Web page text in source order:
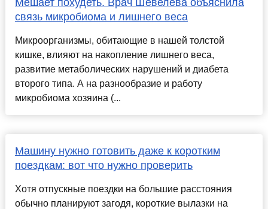
связь микробиома и лишнего веса
Микроорганизмы, обитающие в нашей толстой
кишке, влияют на накопление лишнего веса,
развитие метаболических нарушений и диабета
второго типа. А на разнообразие и работу
микробиома хозяина (...
Машину нужно готовить даже к коротким
поездкам: вот что нужно проверить
Хотя отпускные поездки на большие расстояния
обычно планируют загодя, короткие вылазки на